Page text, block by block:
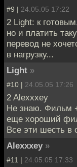
#9 | 24.05.05 17:22
2 Light: к
но и платить
перевод не
в нагрузку...
Light »
#10 | 24.05.05 17:26
2 Alexxxey
Не знаю. Фильм
еще хороший
Все эти шесть в
Alexxxey »
#11 | 24.05.05 17:33